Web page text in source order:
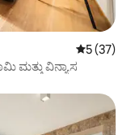
5 ರಲ್ಲಿ 5
5 (37)
ಮತ್ತು ವಿನ್ಯಾಸ